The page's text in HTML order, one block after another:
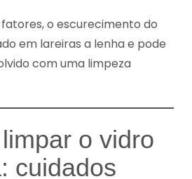
o escurecimento do
em lareiras a lenha e pode
com uma limpeza
o vidro
cuidados